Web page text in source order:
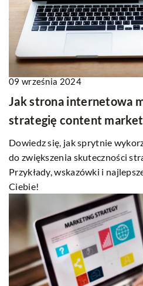
09 września 2024
Jak strona internetowa
strategię content
Dowiedz się, jak sprytnie
do zwiększenia skuteczności
Przykłady, wskazówki i
Ciebie!